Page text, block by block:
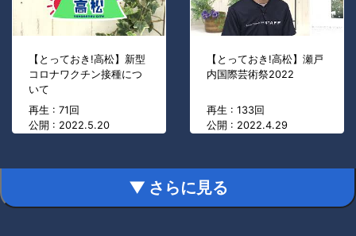
【とっておき!高松】新型
コロナワクチン接種につ
いて
再生 : 71回
公開 : 2022.5.20
【とっておき!高松】瀬戸
内国際芸術祭2022
再生 : 133回
公開 : 2022.4.29
▼ さらに見る